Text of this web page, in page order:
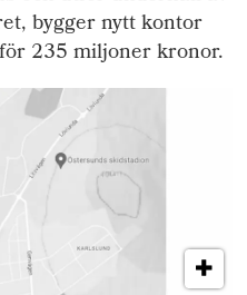
bygger nytt kontor
235 miljoner kronor.